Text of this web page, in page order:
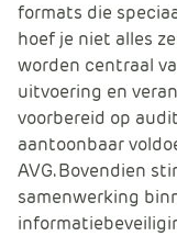
formats die
hoef je niet alles
worden centraal
uitvoering en
voorbereid op
aantoonbaar
AVG. Bovendien
samenwerking